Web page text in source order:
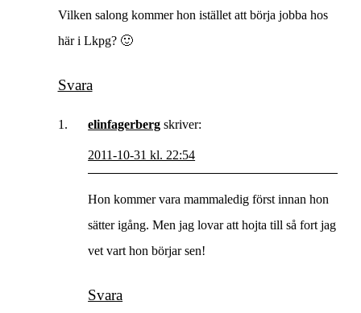
Vilken salong kommer hon istället att börja jobba hos
här i Lkpg? 🙂
Svara
elinfagerberg skriver:
2011-10-31 kl. 22:54
Hon kommer vara mammaledig först innan hon
sätter igång. Men jag lovar att hojta till så fort jag
vet vart hon börjar sen!
Svara